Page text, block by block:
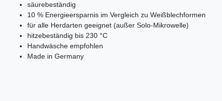
säurebeständig
10 % Energieersparnis im Vergleich zu Weißblechformen
für alle Herdarten geeignet (außer Solo-Mikrowelle)
hitzebeständig bis 230 °C
Handwäsche empfohlen
Made in Germany